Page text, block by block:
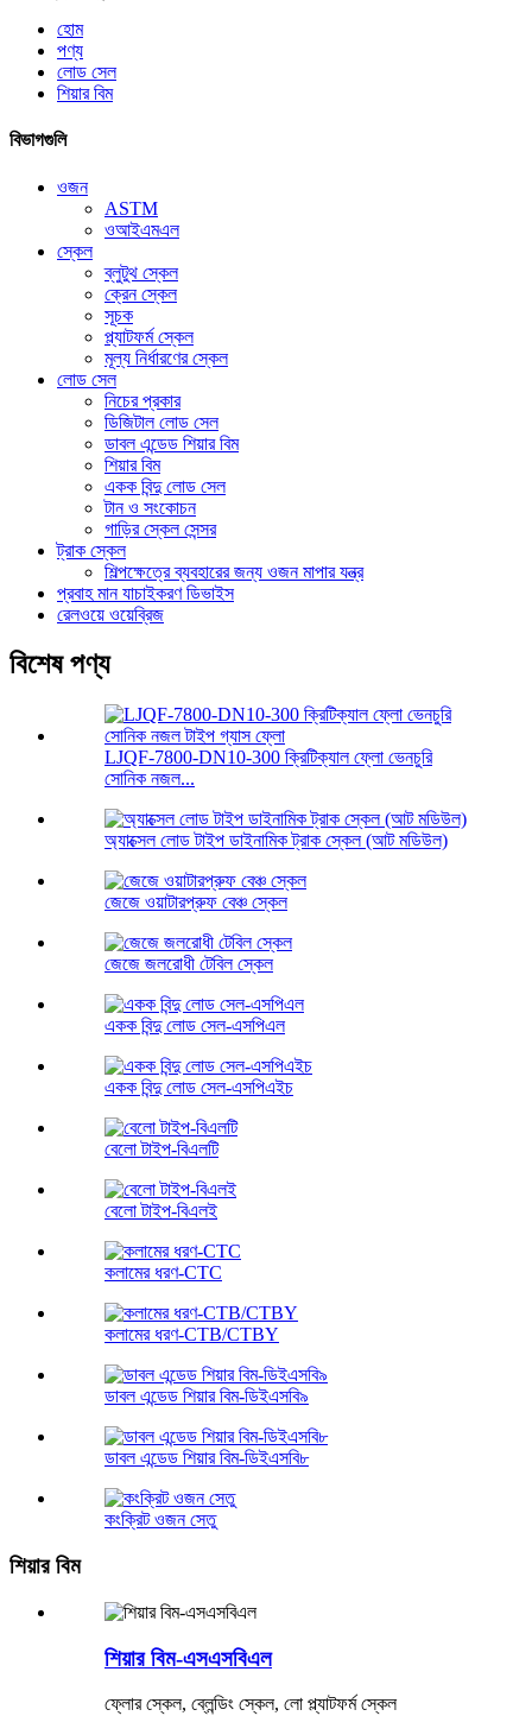
হোম
পণ্য
লোড সেল
শিয়ার বিম
বিভাগগুলি
ওজন
ASTM
ওআইএমএল
স্কেল
ব্লুটুথ স্কেল
ক্রেন স্কেল
সূচক
প্ল্যাটফর্ম স্কেল
মূল্য নির্ধারণের স্কেল
লোড সেল
নিচের প্রকার
ডিজিটাল লোড সেল
ডাবল এন্ডেড শিয়ার বিম
শিয়ার বিম
একক বিন্দু লোড সেল
টান ও সংকোচন
গাড়ির স্কেল সেন্সর
ট্রাক স্কেল
শিল্পক্ষেত্রে ব্যবহারের জন্য ওজন মাপার যন্ত্র
প্রবাহ মান যাচাইকরণ ডিভাইস
রেলওয়ে ওয়েব্রিজ
বিশেষ পণ্য
LJQF-7800-DN10-300 ক্রিটিক্যাল ফ্লো ভেনচুরি
সোনিক নজল...
অ্যাক্সেল লোড টাইপ ডাইনামিক ট্রাক স্কেল (আট মডিউল)
জেজে ওয়াটারপ্রুফ বেঞ্চ স্কেল
জেজে জলরোধী টেবিল স্কেল
একক বিন্দু লোড সেল-এসপিএল
একক বিন্দু লোড সেল-এসপিএইচ
বেলো টাইপ-বিএলটি
বেলো টাইপ-বিএলই
কলামের ধরণ-CTC
কলামের ধরণ-CTB/CTBY
ডাবল এন্ডেড শিয়ার বিম-ডিইএসবি৯
ডাবল এন্ডেড শিয়ার বিম-ডিইএসবি৮
কংক্রিট ওজন সেতু
শিয়ার বিম
শিয়ার বিম-এসএসবিএল
ফ্লোর স্কেল, ব্লেন্ডিং স্কেল, লো প্ল্যাটফর্ম স্কেল